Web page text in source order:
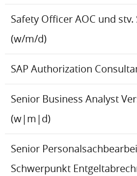
Safety Officer AOC und
(w/m/d)
SAP Authorization
Senior Business Analyst
(w|m|d)
Senior
Schwerpunkt